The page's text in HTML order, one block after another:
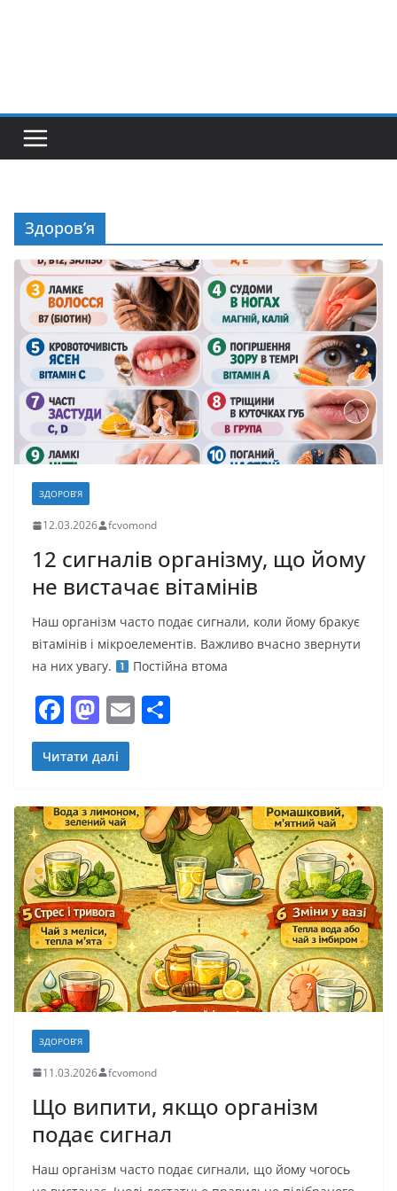
Здоров’я
ЗДОРОВ’Я
12.03.2026 fcvomond
12 сигналів організму, що йому
не вистачає вітамінів
Наш організм часто подає сигнали, коли йому бракує
вітамінів і мікроелементів. Важливо вчасно звернути
на них увагу.
Постійна втома
F
a
c
b
o
o
k
M
a
st
d
o
n
E
и
т
и
с
я
Читати далі
ЗДОРОВ’Я
11.03.2026 fcvomond
Що випити, якщо організм
подає сигнал
Наш організм часто подає сигнали, що йому чогось